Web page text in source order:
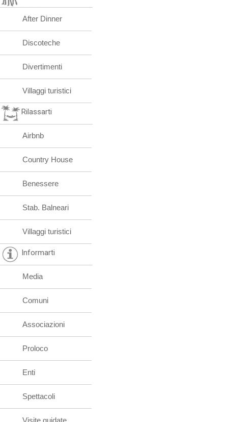
After Dinner
Discoteche
Divertimenti
Villaggi turistici
Rilassarti
Airbnb
Country House
Benessere
Stab. Balneari
Villaggi turistici
Informarti
Media
Comuni
Associazioni
Proloco
Enti
Spettacoli
Visite guidate